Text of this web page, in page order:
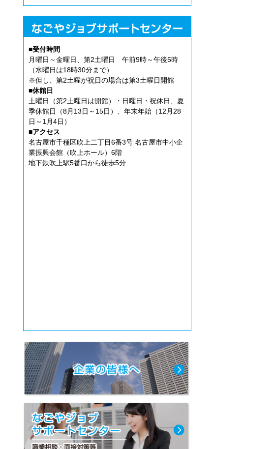
■受付時間
月曜日～金曜日、第2土曜日 午前9時～午後5時
（水曜日は18時30分まで）
※但し、第2土曜が祝日の場合は第3土曜日開館
■休館日
土曜日（第2土曜日は開館）・日曜日・祝休日、夏
季休館日（8月13日～15日）、年末年始（12月28
日～1月4日）
■アクセス
名古屋市千種区吹上二丁目6番3号 名古屋市中小企
業振興会館（吹上ホール）6階
地下鉄吹上駅5番口から徒歩5分